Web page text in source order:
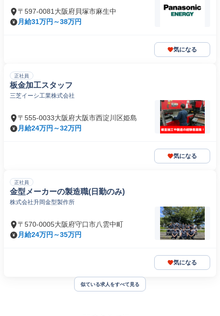
〒597-0081大阪府貝塚市麻生中
月給31万円～38万円
気になる
正社員
板金加工スタッフ
三芝イーシ工業株式会社
〒555-0033大阪府大阪市西淀川区姫島
月給24万円～32万円
気になる
正社員
金型メーカーの製造職(日勤のみ)
株式会社升岡金型製作所
〒570-0005大阪府守口市八雲中町
月給24万円～35万円
気になる
似ている求人をすべて見る